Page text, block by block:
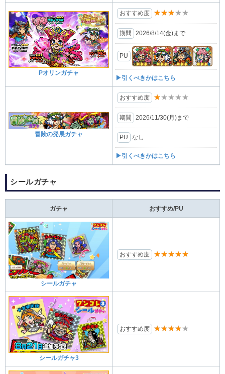
Pオリンガチャ
おすすめ度 ★★★★★
期間 2026/8/14(金)まで
PU
▶引くべきかはこちら
冒険の発展ガチャ
おすすめ度 ★★★★★
期間 2026/11/30(月)まで
PU なし
▶引くべきかはこちら
シールガチャ
ガチャ おすすめ/PU
シールガチャ
おすすめ度 ★★★★★
シールガチャ3
おすすめ度 ★★★★★